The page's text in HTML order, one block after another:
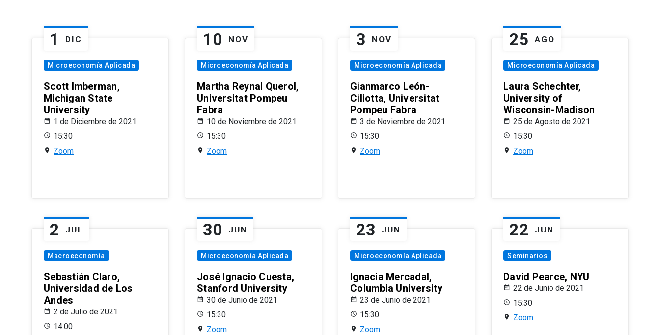
1 DIC
Microeconomía Aplicada
Scott Imberman,
Michigan State
University
1 de Diciembre de 2021
15:30
Zoom
10 NOV
Microeconomía Aplicada
Martha Reynal Querol,
Universitat Pompeu
Fabra
10 de Noviembre de 2021
15:30
Zoom
3 NOV
Microeconomía Aplicada
Gianmarco León-
Ciliotta, Universitat
Pompeu Fabra
3 de Noviembre de 2021
15:30
Zoom
25 AGO
Microeconomía Aplicada
Laura Schechter,
University of
Wisconsin-Madison
25 de Agosto de 2021
15:30
Zoom
2 JUL
Macroeconomía
Sebastián Claro,
Universidad de Los
Andes
2 de Julio de 2021
14:00
30 JUN
Microeconomía Aplicada
José Ignacio Cuesta,
Stanford University
30 de Junio de 2021
15:30
Zoom
23 JUN
Microeconomía Aplicada
Ignacia Mercadal,
Columbia University
23 de Junio de 2021
15:30
Zoom
22 JUN
Seminarios
David Pearce, NYU
22 de Junio de 2021
15:30
Zoom